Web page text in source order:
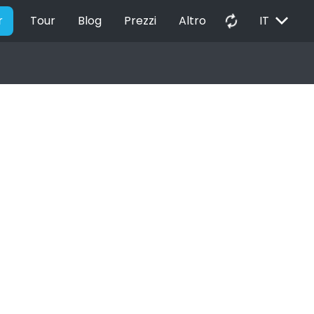
Tour Blog Prezzi Altro autorenew IT EXPAND_MORE